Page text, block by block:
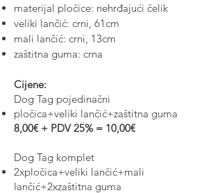
materijal pločice: nehrđajući čelik
veliki lančić: crni, 61cm
mali lančić: crni, 13cm
zaštitna guma: crna
Cijene:
Dog Tag pojedinačni
pločica+veliki lančić+zaštitna guma
8,00€ + PDV 25% = 10,00€
Dog Tag komplet
2xpločica+veliki lančić+mali
lančić+2xzaštitna guma